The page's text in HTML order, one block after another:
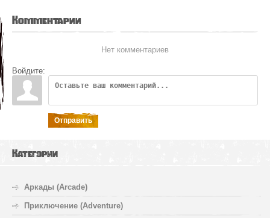
Комментарии
Нет комментариев
Войдите:
Отправить
Категории
Аркады (Arcade)
Приключение (Adventure)